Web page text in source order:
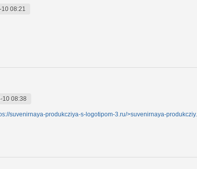
08:21
10 08:38
suvenirnaya-produkcziya-s-logotipom-3.ru/>suvenirnaya-produkcziy...